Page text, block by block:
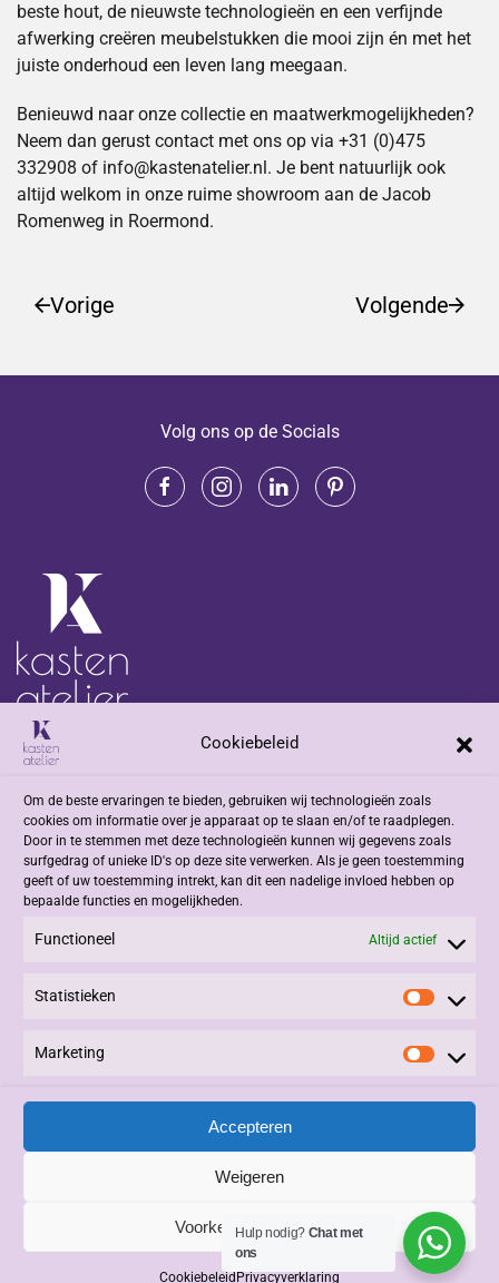
Cookiebeleid
Om de beste ervaringen te bieden, gebruiken wij technologieën zoals
cookies om informatie over je apparaat op te slaan en/of te raadplegen.
Door in te stemmen met deze technologieën kunnen wij gegevens zoals
surfgedrag of unieke ID's op deze site verwerken. Als je geen toestemming
geeft of uw toestemming intrekt, kan dit een nadelige invloed hebben op
bepaalde functies en mogelijkheden.
Functioneel Altijd actief
Statistieken
Marketing
Accepteren
Weigeren
Voorkeuren bewaren
Cookiebeleid Privacyverklaring
beste hout, de nieuwste technologieën en een verfijnde
afwerking creëren meubelstukken die mooi zijn én met het
juiste onderhoud een leven lang meegaan.
Benieuwd naar onze collectie en maatwerkmogelijkheden?
Neem dan gerust contact met ons op via +31 (0)475
332908 of info@kastenatelier.nl. Je bent natuurlijk ook
altijd welkom in onze ruime showroom aan de Jacob
Romenweg in Roermond.
Vorige Volgende
Volg ons op de Socials
Adres
Jacob Romenweg 2
6042 EZ Roermond
Contact
+31 (0)475 332908
Privacy Statement
Alle rechten voorbehouden © 2025, Kasten Atelier.
Beheer en Onderhoud:3PDesign|Vivere|LinQxx.
Hulp nodig? Chat met
ons